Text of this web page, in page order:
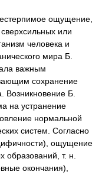
ощущение,
или
человека и
мира Б.
важным
сохранение
Возникновение Б.
на устранение
нормальной
систем. Согласно
ощущение
образований, т. н.
окончания),